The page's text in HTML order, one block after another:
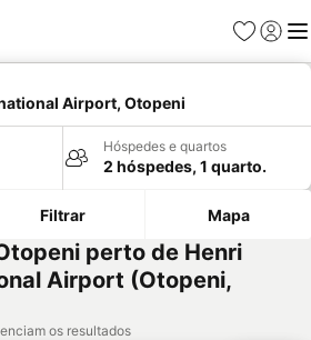
Favoritos
Iniciar
Airport, Otopeni
Hóspedes e quartos
2 hóspedes, 1 quarto.
Filtrar Mapa
perto de Henri
Airport (Otopeni,
os resultados